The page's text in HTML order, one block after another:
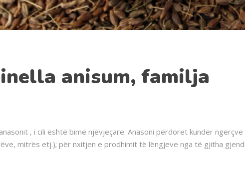
anisum, familja
, i cili është bimë njëvjeçare. Anasoni përdoret kundër
mitrës etj.); për nxitjen e prodhimit të lëngjeve nga të gjitha